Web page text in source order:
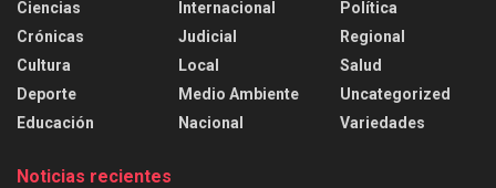
Ciencias
Crónicas
Cultura
Deporte
Educación
Internacional
Judicial
Local
Medio Ambiente
Nacional
Política
Regional
Salud
Uncategorized
Variedades
Noticias recientes